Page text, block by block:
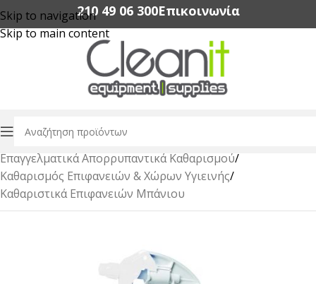
Skip to navigation
Skip to main content
210 49 06 300‬Επικοινωνία
Αρχική σελίδα/
Επαγγελματικά Απορρυπαντικά Καθαρισμού/
Καθαρισμός Επιφανειών & Χώρων Υγιεινής/
Καθαριστικά Επιφανειών Μπάνιου